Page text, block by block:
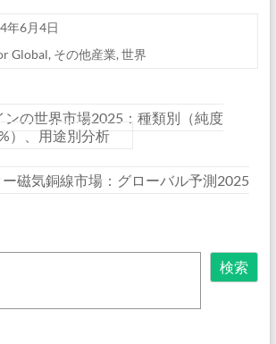
年6月4日
Global, その他産業, 世界
ンの世界市場2025：種類別（純度
）、用途別分析
磁気銅線市場：グローバル予測2025
検索